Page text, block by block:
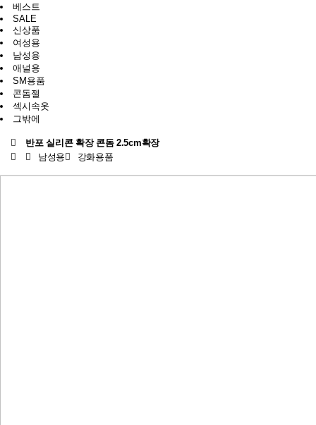
베스트
SALE
신상품
여성용
남성용
애널용
SM용품
콘돔젤
섹시속옷
그밖에
반포 실리콘 확장 콘돔 2.5cm확장
남성용
강화용품